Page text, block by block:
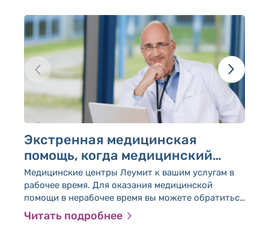
Экстренная медицинская
помощь, когда медицинский
центр закрыт
Медицинские центры Леумит к вашим услугам в
рабочее время. Для оказания медицинской
помощи в нерабочее время вы можете обратиться
в перечисленные ниже службы или получить
консультацию медсестры по телефону *507.
Читать подробнее